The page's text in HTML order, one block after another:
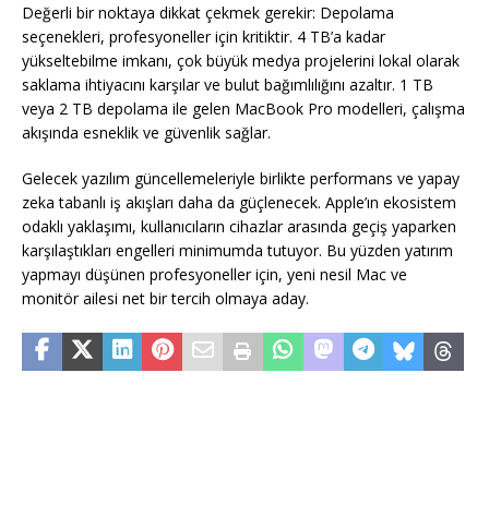
Değerli bir noktaya dikkat çekmek gerekir: Depolama
seçenekleri, profesyoneller için kritiktir. 4 TB’a kadar
yükseltebilme imkanı, çok büyük medya projelerini lokal olarak
saklama ihtiyacını karşılar ve bulut bağımlılığını azaltır. 1 TB
veya 2 TB depolama ile gelen MacBook Pro modelleri, çalışma
akışında esneklik ve güvenlik sağlar.
Gelecek yazılım güncellemeleriyle birlikte performans ve yapay
zeka tabanlı iş akışları daha da güçlenecek. Apple’ın ekosistem
odaklı yaklaşımı, kullanıcıların cihazlar arasında geçiş yaparken
karşılaştıkları engelleri minimumda tutuyor. Bu yüzden yatırım
yapmayı düşünen profesyoneller için, yeni nesil Mac ve
monitör ailesi net bir tercih olmaya aday.